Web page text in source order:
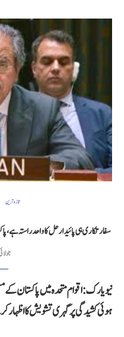
تازہ ترین
سفارتکاری ہی پائیدار حل کا واحد راستہ ہے،
جولائی 11,
نیویارک: اقوام متحدہ میں پاکستان
ہوئی کشیدگی پر گہری تشویش کا